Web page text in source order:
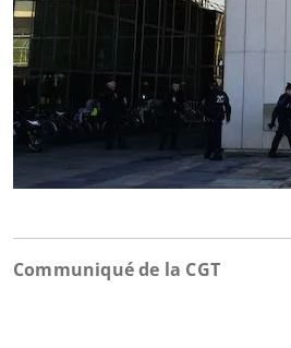
Communiqué de la CGT